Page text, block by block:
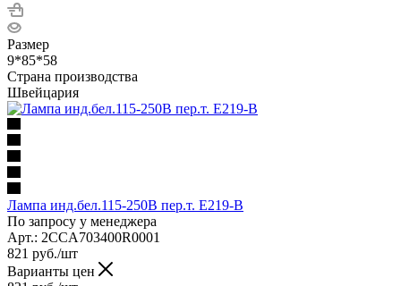
Размер
9*85*58
Страна производства
Швейцария
Лампа инд.бел.115-250В пер.т. E219-B
По запросу у менеджера
Арт.: 2CCA703400R0001
821 руб./шт
Варианты цен